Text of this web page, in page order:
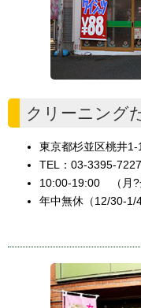
クリーニング
東京都杉並区桃井1-
TEL：03-3395-7227
10:00-19:00 （月?
年中無休（12/30-1/4